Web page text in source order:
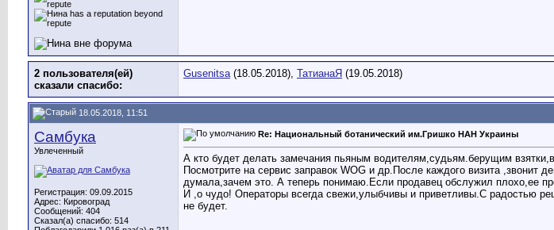
2 пользователя(ей)
сказали cпасибо:
Gusenitsa(18.05.2018), ТатианаЯ (19.05.2018)
18.05.2018, 11:51
Самбука
Увлеченный
Регистрация: 09.09.2015
Адрес: Кировоград
Сообщений: 404
Сказал(а) спасибо: 514
Re: Национальный ботанический им.Гришко НАН Украины
А кто будет делать замечания пьяным водителям,судьям.берущим
Посмотрите на сервис заправок WOG и др.После каждого визита
думала,зачем это. А теперь понимаю.Если продавец обслужил плохо,ее
И ,о чудо! Операторы всегда свежи,улыбчивы и приветливы.С радостью
не будет.